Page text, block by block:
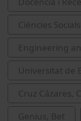
Ciències
Engineering
Universitat de
Cruz Cázares,
Genius, Bet